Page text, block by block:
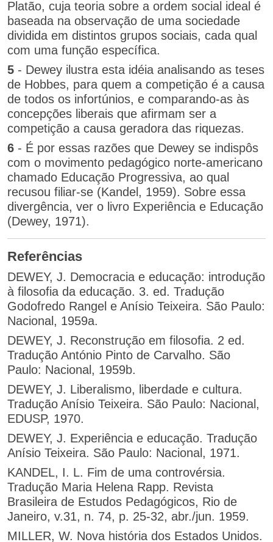
Platão, cuja teoria sobre a ordem social ideal é
baseada na observação de uma sociedade
dividida em distintos grupos sociais, cada qual
com uma função específica.
5 - Dewey ilustra esta idéia analisando as teses
de Hobbes, para quem a competição é a causa
de todos os infortúnios, e comparando-as às
concepções liberais que afirmam ser a
competição a causa geradora das riquezas.
6 - É por essas razões que Dewey se indispôs
com o movimento pedagógico norte-americano
chamado Educação Progressiva, ao qual
recusou filiar-se (Kandel, 1959). Sobre essa
divergência, ver o livro Experiência e Educação
(Dewey, 1971).
Referências
DEWEY, J. Democracia e educação: introdução
à filosofia da educação. 3. ed. Tradução
Godofredo Rangel e Anísio Teixeira. São Paulo:
Nacional, 1959a.
DEWEY, J. Reconstrução em filosofia. 2 ed.
Tradução António Pinto de Carvalho. São
Paulo: Nacional, 1959b.
DEWEY, J. Liberalismo, liberdade e cultura.
Tradução Anísio Teixeira. São Paulo: Nacional,
EDUSP, 1970.
DEWEY, J. Experiência e educação. Tradução
Anísio Teixeira. São Paulo: Nacional, 1971.
KANDEL, I. L. Fim de uma controvérsia.
Tradução Maria Helena Rapp. Revista
Brasileira de Estudos Pedagógicos, Rio de
Janeiro, v.31, n. 74, p. 25-32, abr./jun. 1959.
MILLER, W. Nova história dos Estados Unidos.